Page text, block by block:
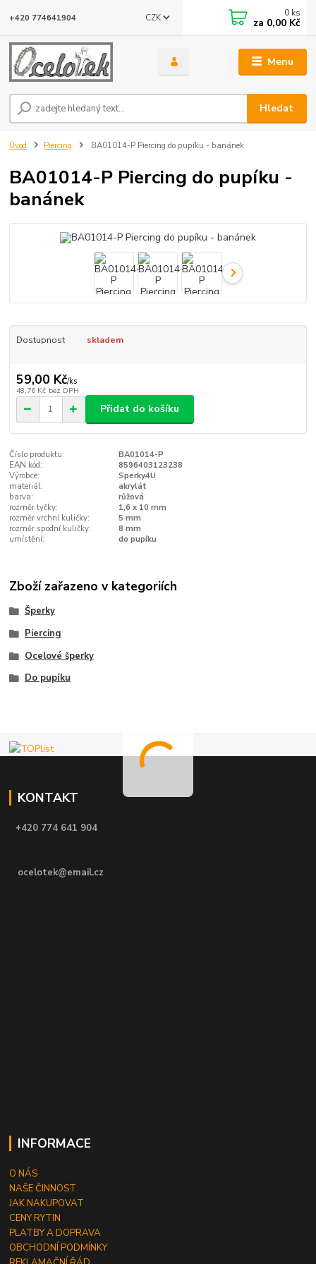
Menu
CZK
Hledat
+420 774641904 0 ks
za 0,00 Kč
Úvod Piercing BA01014-P Piercing do pupíku - banánek
BA01014-P Piercing do pupíku -
banánek
Dostupnost skladem
59,00 Kč/ks
48,76 Kč bez DPH
Přidat do košíku
Číslo produktu:
BA01014-P
EAN kód:
8596403123238
Výrobce:
Sperky4U
materiál:
akrylát
barva:
růžová
rozměr tyčky:
1,6 x 10 mm
rozměr vrchní kuličky:
5 mm
rozměr spodní kuličky:
8 mm
umístění:
do pupíku
Zboží zařazeno v kategoriích
Šperky
Piercing
Ocelové šperky
Do pupíku
KONTAKT
+420 774 641 904
ocelotek@email.cz
INFORMACE
O NÁS
NAŠE ČINNOST
JAK NAKUPOVAT
CENY RYTIN
PLATBY A DOPRAVA
OBCHODNÍ PODMÍNKY